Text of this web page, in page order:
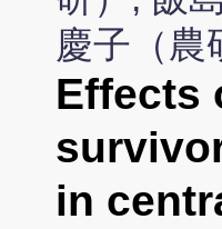
慶子（農
Effects
in